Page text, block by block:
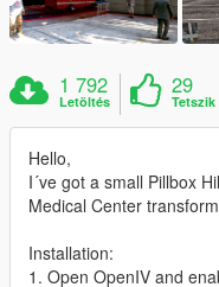
1 792
Letöltés
29
Tetszik
Hello,
I´ve got a small Pillbox
Medical Center
Installation:
1. Open OpenIV and